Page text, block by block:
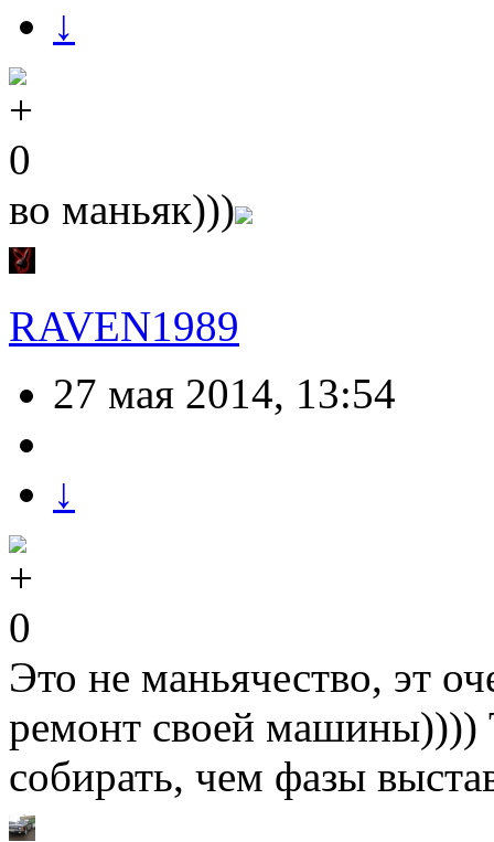
↓
0
во маньяк)))
RAVEN1989
27 мая 2014, 13:54
↓
0
Это не маньячество, эт
ремонт своей машины))))
собирать, чем фазы